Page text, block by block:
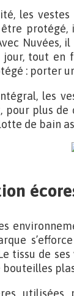
les
être
Nuvées,
tout en
: porter
les
pour plus
de bain
tissu de
bouteilles
utilisées